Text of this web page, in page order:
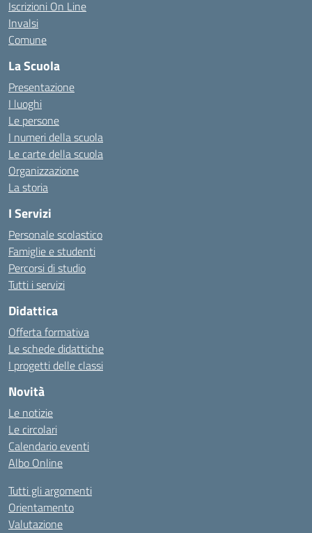
Iscrizioni On Line
Invalsi
Comune
La Scuola
Presentazione
I luoghi
Le persone
I numeri della scuola
Le carte della scuola
Organizzazione
La storia
I Servizi
Personale scolastico
Famiglie e studenti
Percorsi di studio
Tutti i servizi
Didattica
Offerta formativa
Le schede didattiche
I progetti delle classi
Novità
Le notizie
Le circolari
Calendario eventi
Albo Online
Tutti gli argomenti
Orientamento
Valutazione